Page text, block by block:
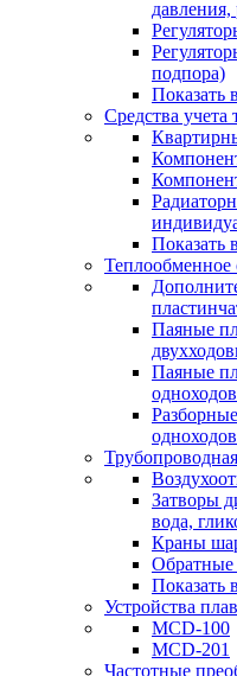
давления,
подпора)
Показать
Средства учета
Показать
Теплообменное
Паяные
Паяные
Затворы
вода,
Краны
Показать
Устройства
MCD-100
MCD-201
Частотные